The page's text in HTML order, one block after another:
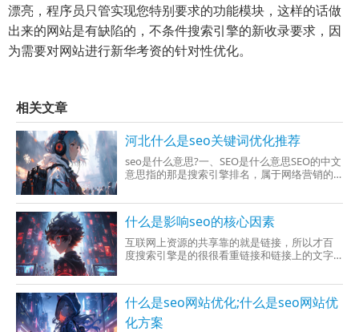
漂亮，程序员只管实现您特别要求的功能模块，这样的话做
出来的网站是有缺陷的，不条件搜索引擎的新收录要求，因
为需要对网站进行新华考资的针对性优化。
相关文章
河北什么是seo关键词优化推荐
seo是什么意思?一、SEO是什么意思SEO的中文
意思指的那是搜索引擎排名，属于网络营销的
用户搜索时也能充分展现在一个比较比较比较
稳的位置，让用户一眼就才可以看换取，增加
曝光率，为网站受到流量。大家都清楚互联网
上，
什么是影响seo的核心因素
互联网上资源的共享靠的就是链接，所以才百
度搜索引擎是的很很看重链接和链接上的文字
和内容页中的关键词链接来实现。外部链接常
见是实际友情链接、博客在内论坛上的外链来
利用的。外部链接原先的网站一定要与我们网
站是内容相关
什么是seo网站优化;什么是seo网站优
化方案